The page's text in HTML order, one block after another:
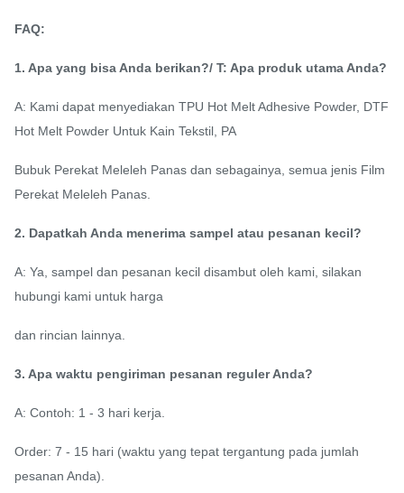
FAQ:
1. Apa yang bisa Anda berikan?/ T: Apa produk utama Anda?
A: Kami dapat menyediakan TPU Hot Melt Adhesive Powder, DTF
Hot Melt Powder Untuk Kain Tekstil, PA
Bubuk Perekat Meleleh Panas dan sebagainya, semua jenis Film
Perekat Meleleh Panas.
2. Dapatkah Anda menerima sampel atau pesanan kecil?
A: Ya, sampel dan pesanan kecil disambut oleh kami, silakan
hubungi kami untuk harga
dan rincian lainnya.
3. Apa waktu pengiriman pesanan reguler Anda?
A: Contoh: 1 - 3 hari kerja.
Order: 7 - 15 hari (waktu yang tepat tergantung pada jumlah
pesanan Anda).